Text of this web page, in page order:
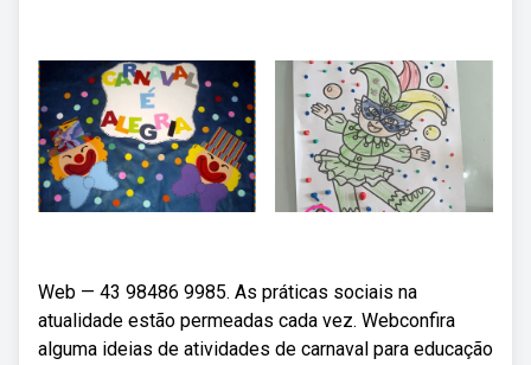
Web — 43 98486 9985. As práticas sociais na
atualidade estão permeadas cada vez. Webconfira
alguma ideias de atividades de carnaval para educação